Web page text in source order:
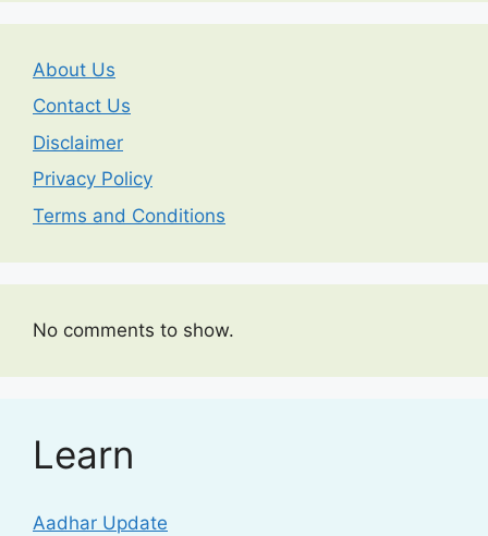
About Us
Contact Us
Disclaimer
Privacy Policy
Terms and Conditions
No comments to show.
Learn
Aadhar Update